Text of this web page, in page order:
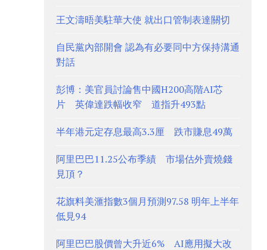
王文濤晤美駐華大使 就出口管制表達關切
自民黨內部開會 認為有必要同中方保持溝通
對話
彭博：美官員討論售中國H200高階AI芯
片 英偉達跌幅收窄 道指升493點
半年港元定存息最高3.3厘 跌市賺息49萬
阿里巴巴11.25公布季績 市場估外賣燒錢
見頂？
花旗料美滙指數3個月預測97.58 明年上半年
低見94
阿里巴巴股價曾大升近6% AI應用擬大改